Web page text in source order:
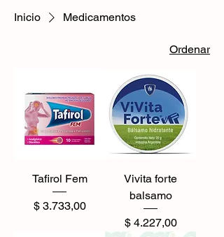
Inicio Medicamentos
Ordenar
Tafirol Fem
Precio
$ 3.733,00
Vivita forte
balsamo
Precio
$ 4.227,00